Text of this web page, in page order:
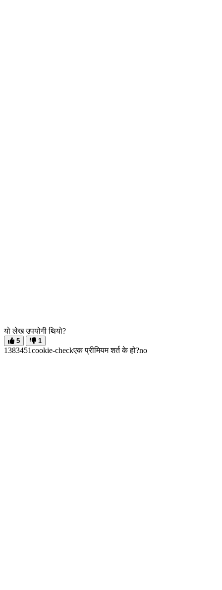
यो लेख उपयोगी थियो?
5 1
1383451cookie-checkएक प्रीमियम शर्त के हो?no